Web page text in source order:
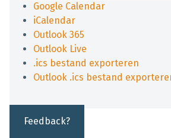
Google Calendar
iCalendar
Outlook 365
Outlook Live
.ics bestand exporteren
Outlook .ics bestand
Feedback?